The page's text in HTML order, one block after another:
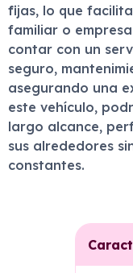
fijas, lo que
familiar o
contar con un
seguro,
asegurando una
este vehículo,
largo alcance,
sus alrededores
constantes.